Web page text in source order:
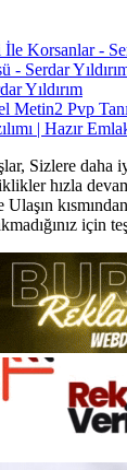
Korsanlar -
- Serdar
Yıldırım
Metin2 Pvp
| Hazır
Sizlere daha
hızla
için